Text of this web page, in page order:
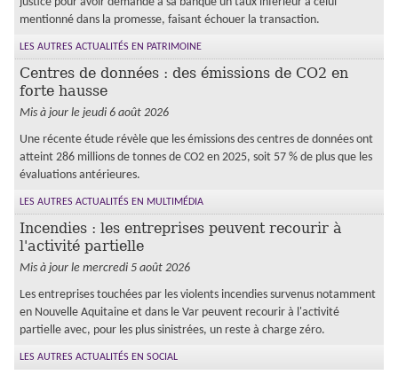
mentionné dans la promesse, faisant échouer la transaction.
LES AUTRES ACTUALITÉS EN PATRIMOINE
Centres de données : des émissions de CO2 en
forte hausse
Mis à jour le jeudi 6 août 2026
Une récente étude révèle que les émissions des centres de données ont
atteint 286 millions de tonnes de CO2 en 2025, soit 57 % de plus que les
évaluations antérieures.
LES AUTRES ACTUALITÉS EN MULTIMÉDIA
Incendies : les entreprises peuvent recourir à
l'activité partielle
Mis à jour le mercredi 5 août 2026
Les entreprises touchées par les violents incendies survenus notamment
en Nouvelle Aquitaine et dans le Var peuvent recourir à l'activité
partielle avec, pour les plus sinistrées, un reste à charge zéro.
LES AUTRES ACTUALITÉS EN SOCIAL